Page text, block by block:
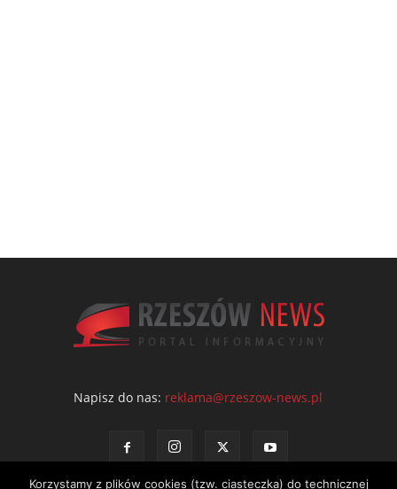
Napisz do nas: reklama@rzeszow-news.pl
Korzystamy z plików cookies (tzw. ciasteczka) do technicznej